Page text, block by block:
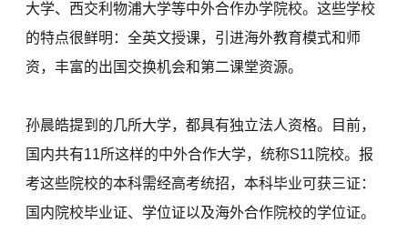
大学、西交利物浦大学等中外合作办学院校。这些学校
的特点很鲜明：全英文授课，引进海外教育模式和师
资，丰富的出国交换机会和第二课堂资源。
孙晨皓提到的几所大学，都具有独立法人资格。目前，
国内共有11所这样的中外合作大学，统称S11院校。报
考这些院校的本科需经高考统招，本科毕业可获三证：
国内院校毕业证、学位证以及海外合作院校的学位证。